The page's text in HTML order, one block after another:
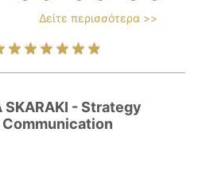
Δείτε περισσότερα >>
SKARAKI - Strategy
Communication